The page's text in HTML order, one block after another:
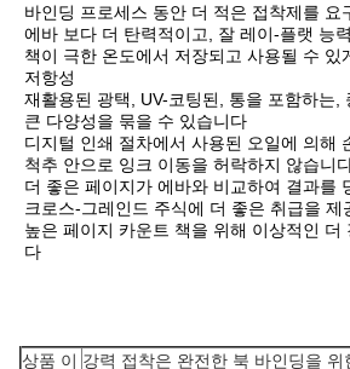
바인딩 프로세스 동안 더 적은 접착제를 요
에바 보다 더 탄력적이고, 잘 레이-플랫 능
책이 극한 온도에서 저장되고 사용될 수 있
저항성
재활용된 광택, UV-코팅된, 통을 포함하는,
큰 다양성을 묶을 수 있습니다
디지털 인쇄 절차에서 사용된 오일에 의해
척추 안으로 잉크 이동을 허락하지 않습니
더 좋은 페이지가 에바와 비교하여 결과를
크로스-그레인드 주식에 더 좋은 취급을 제
높은 페이지 카운트 책을 위해 이상적인 더
다
상품 이 강력 접착은 완전한 북 바인딩을 위